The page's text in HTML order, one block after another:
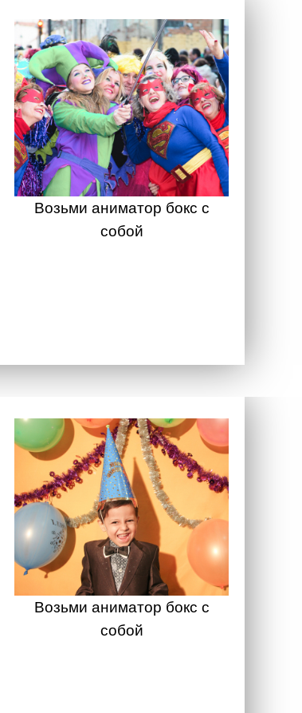
Возьми аниматор бокс с
собой
Возьми аниматор бокс с
собой